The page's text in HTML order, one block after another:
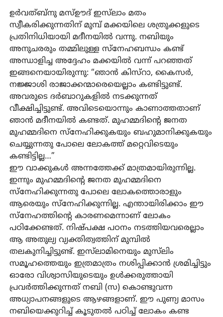
ഉര്‍വത്ബ്‌നു മസ്ഊദ് ഇസ്‌ലാം മതം
സ്വീകരിക്കുന്നതിന് മുമ്പ് മക്കയിലെ ശത്രുക്കളുടെ
പ്രതിനിധിയായി മദീനയില്‍ വന്നു. നബിയും
അനുചരരും തമ്മിലുള്ള സ്‌നേഹബന്ധം കണ്ട്
അന്ധാളിച്ച അദ്ദേഹം മക്കയില്‍ വന്ന് പറഞ്ഞത്
ഇങ്ങനെയായിരുന്നു: “ഞാന്‍ കിസ്‌റാ, കൈസര്‍,
നജ്ജാശി രാജാക്കന്മാരെയെല്ലാം കണ്ടിട്ടുണ്ട്.
അവരുടെ ദര്‍ബാറുകളില്‍ നടക്കുന്നത്
വീക്ഷിച്ചിട്ടുണ്ട്. അവിടെയൊന്നും കാണാത്തതാണ്
ഞാന്‍ മദീനയില്‍ കണ്ടത്. മുഹമ്മദിന്റെ ജനത
മുഹമ്മദിനെ സ്‌നേഹിക്കുകയും ബഹുമാനിക്കുകയും
ചെയ്യുന്നതു പോലെ ലോകത്ത് മറ്റെവിടെയും
കണ്ടിട്ടില്ല…”
ഈ വാക്കുകള്‍ അന്നത്തേക്ക് മാത്രമായിരുന്നില്ല.
ഇന്നും മുഹമ്മദിന്റെ ജനത മുഹമ്മദിനെ
സ്‌നേഹിക്കുന്നതു പോലെ ലോകത്തൊരാളും
ആരെയും സ്‌നേഹിക്കുന്നില്ല. എന്തായിരിക്കാം ഈ
സ്‌നേഹത്തിന്റെ കാരണമെന്നാണ് ലോകം
പഠിക്കേണ്ടത്. നിഷ്പക്ഷ പഠനം നടത്തിയവരെല്ലാം
ആ അതുല്യ വ്യക്തിത്വത്തിന് മുമ്പില്‍
തലകുനിച്ചിട്ടുണ്ട്. ഇസ്‌ലാമിനെയും മുസ്‌ലിം
സമൂഹത്തെയും ഇത്രമാത്രം നശിപ്പിക്കാന്‍ ശ്രമിച്ചിട്ടും
ഓരോ വിശ്വാസിയുടെയും ഉൾക്കരുത്തായി
പ്രവര്‍ത്തിക്കുന്നത് നബി (സ) കൊണ്ടുവന്ന
അധ്യാപനങ്ങളുടെ ആഴങ്ങളാണ്. ഈ പുണ്യ മാസം
നബിയെക്കുറിച്ച് കൂടുതല്‍ പഠിച്ച് ലോകം കണ്ട